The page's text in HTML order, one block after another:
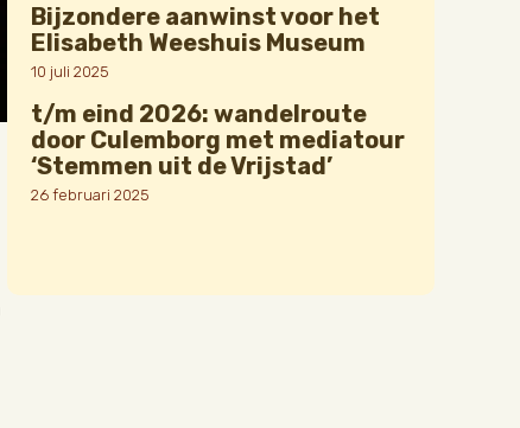
Bijzondere aanwinst voor het
Elisabeth Weeshuis Museum
10 juli 2025
t/m eind 2026: wandelroute
door Culemborg met mediatour
‘Stemmen uit de Vrijstad’
26 februari 2025